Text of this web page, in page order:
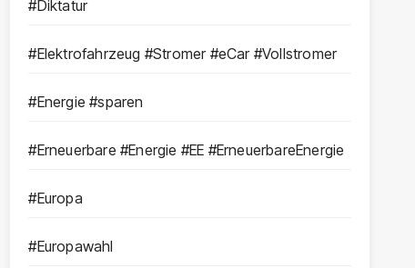
#Diktatur
#Elektrofahrzeug #Stromer #eCar #Vollstromer
#Energie #sparen
#Erneuerbare #Energie #EE #ErneuerbareEnergie
#Europa
#Europawahl